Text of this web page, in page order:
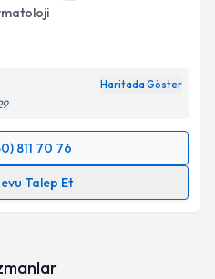
Haritada Göster
811 70 76
Talep Et
randevu almanız için bir